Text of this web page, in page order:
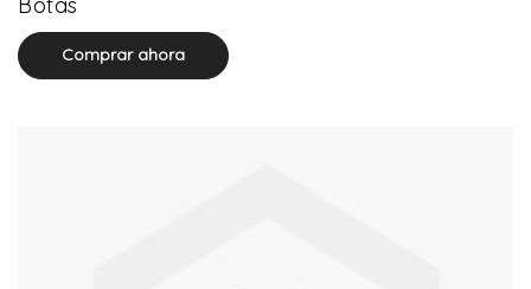
Botas
Comprar ahora